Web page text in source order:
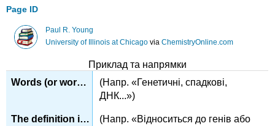
Page ID
Paul R. Young
University of Illinois at Chicagovia ChemistryOnline.com
Приклад та напрямки
(Напр. «Генетичні, спадкові,
ДНК...»)
(Напр. «Відноситься до генів або